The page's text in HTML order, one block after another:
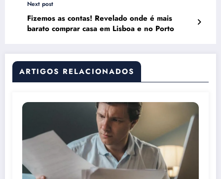
Next post
Fizemos as contas! Revelado onde é mais
barato comprar casa em Lisboa e no Porto
ARTIGOS RELACIONADOS